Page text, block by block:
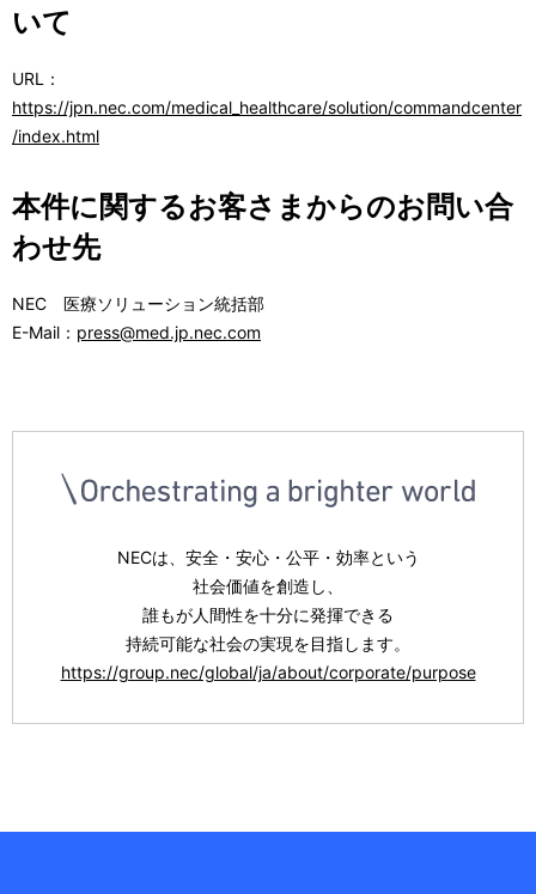
いて
URL：
https://jpn.nec.com/medical_healthcare/solution/commandcenter
/index.html
本件に関するお客さまからのお問い合
わせ先
NEC 医療ソリューション統括部
E-Mail： press@med.jp.nec.com
NECは、安全・安心・公平・効率という
社会価値を創造し、
誰もが人間性を十分に発揮できる
持続可能な社会の実現を目指します。
https://group.nec/global/ja/about/corporate/purpose